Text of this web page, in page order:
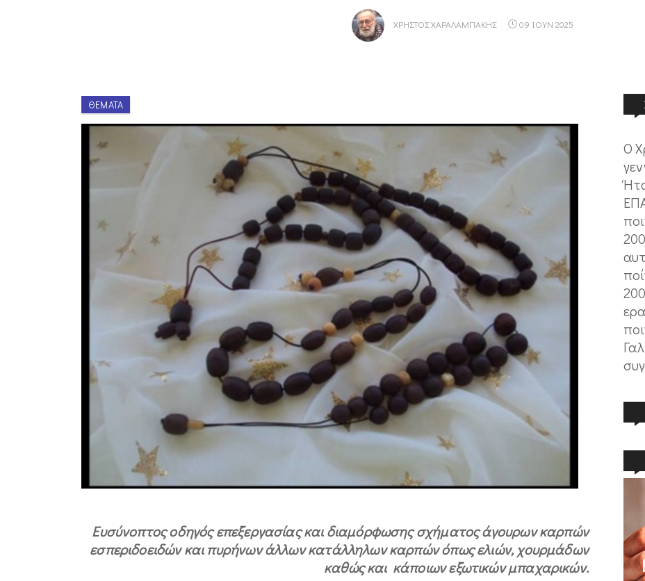
ΧΡΉΣΤΟΣ ΧΑΡΑΛΑΜΠΆΚΗΣ 09 ΙΟΥΝ 2025
ΘΈΜΑΤΑ
Ευσύνοπτος οδηγός επεξεργασίας και διαμόρφωσης σχήματος άγουρων καρπών
εσπεριδοειδών και πυρήνων άλλων κατάλληλων καρπών όπως ελιών, χουρμάδων
καθώς και κάποιων εξωτικών μπαχαρικών.
Ο